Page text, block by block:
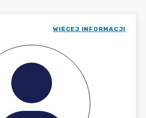
WIĘCEJ INFORMACJI